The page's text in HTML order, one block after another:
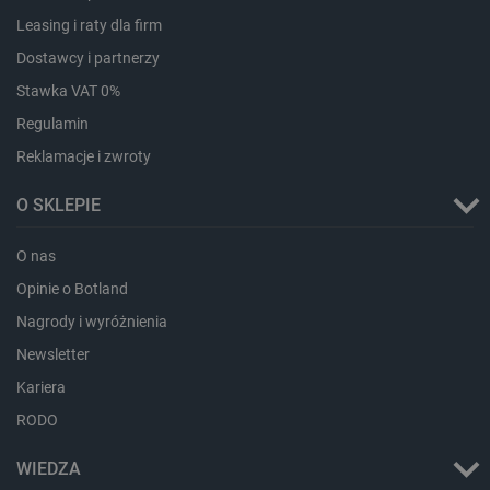
Leasing i raty dla firm
Dostawcy i partnerzy
Stawka VAT 0%
Regulamin
Reklamacje i zwroty
O SKLEPIE
O nas
Opinie o Botland
Nagrody i wyróżnienia
Newsletter
Kariera
RODO
WIEDZA